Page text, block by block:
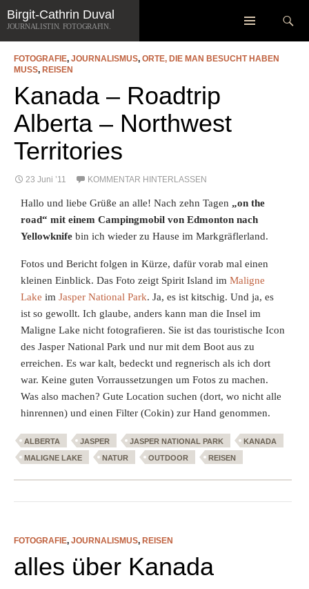
Zum
Inhalt
springen
Suchen
SCHLAGWORT-ARCHIV: ALBERTA
FOTOGRAFIE, JOURNALISMUS, ORTE, DIE MAN BESUCHT HABEN
MUSS, REISEN
Kanada – Roadtrip
Alberta – Northwest
Territories
23 Juni ’11 KOMMENTAR HINTERLASSEN
Hallo und liebe Grüße an alle! Nach zehn Tagen „on the
road“ mit einem Campingmobil von Edmonton nach
Yellowknife bin ich wieder zu Hause im Markgräflerland.
Fotos und Bericht folgen in Kürze, dafür vorab mal einen
kleinen Einblick. Das Foto zeigt Spirit Island imMaligne
Lake imJasper National Park. Ja, es ist kitschig. Und ja, es
ist so gewollt. Ich glaube, anders kann man die Insel im
Maligne Lake nicht fotografieren. Sie ist das touristische Icon
des Jasper National Park und nur mit dem Boot aus zu
erreichen. Es war kalt, bedeckt und regnerisch als ich dort
war. Keine guten Vorraussetzungen um Fotos zu machen.
Was also machen? Gute Location suchen (dort, wo nicht alle
hinrennen) und einen Filter (Cokin) zur Hand genommen.
ALBERTA JASPER JASPER NATIONAL PARK
KANADA
MALIGNE LAKE
NATUR OUTDOOR REISEN
FOTOGRAFIE, JOURNALISMUS, REISEN
alles über Kanada
Birgit-Cathrin Duval
JOURNALISTIN. FOTOGRAFIN.